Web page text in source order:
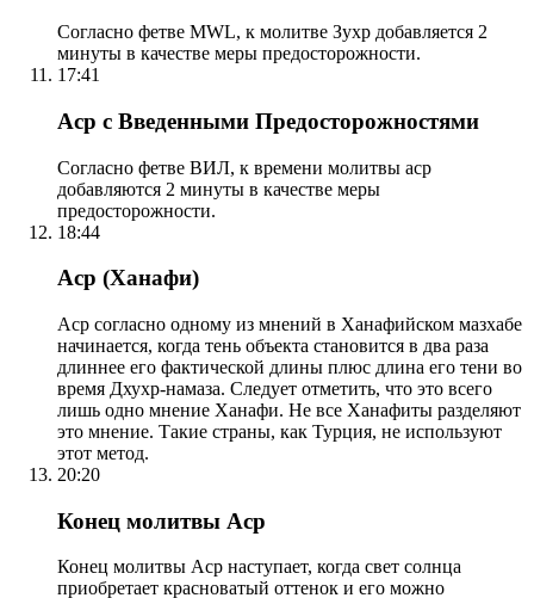
Согласно фетве MWL, к молитве Зухр добавляется 2
минуты в качестве меры предосторожности.
17:41
Аср с Введенными Предосторожностями
Согласно фетве ВИЛ, к времени молитвы аср
добавляются 2 минуты в качестве меры
предосторожности.
18:44
Аср (Ханафи)
Аср согласно одному из мнений в Ханафийском мазхабе
начинается, когда тень объекта становится в два раза
длиннее его фактической длины плюс длина его тени во
время Дхухр-намаза. Следует отметить, что это всего
лишь одно мнение Ханафи. Не все Ханафиты разделяют
это мнение. Такие страны, как Турция, не используют
этот метод.
20:20
Конец молитвы Аср
Конец молитвы Аср наступает, когда свет солнца
приобретает красноватый оттенок и его можно